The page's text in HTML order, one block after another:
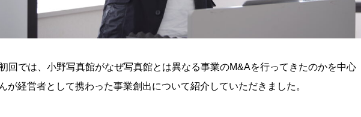
回では、小野写真館がなぜ写真館とは異なる事業のM&Aを行ってきたのかを中心
が経営者として携わった事業創出について紹介していただきました。